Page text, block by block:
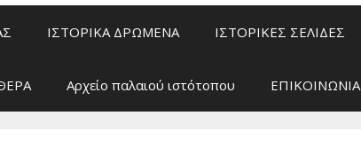
ΙΣΤΟΡΙΚΑ ΔΡΩΜΕΝΑ ΙΣΤΟΡΙΚΕΣ ΣΕΛΙΔΕΣ
Αρχείο παλαιού ιστότοπου ΕΠΙΚΟΙΝΩΝΙΑ